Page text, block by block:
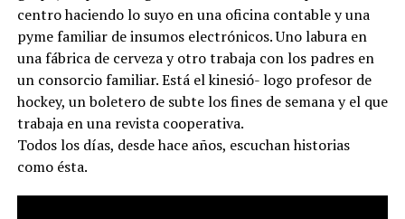
centro haciendo lo suyo en una oficina contable y una
pyme familiar de insumos electrónicos. Uno labura en
una fábrica de cerveza y otro trabaja con los padres en
un consorcio familiar. Está el kinesió- logo profesor de
hockey, un boletero de subte los fines de semana y el que
trabaja en una revista cooperativa.
Todos los días, desde hace años, escuchan historias
como ésta.